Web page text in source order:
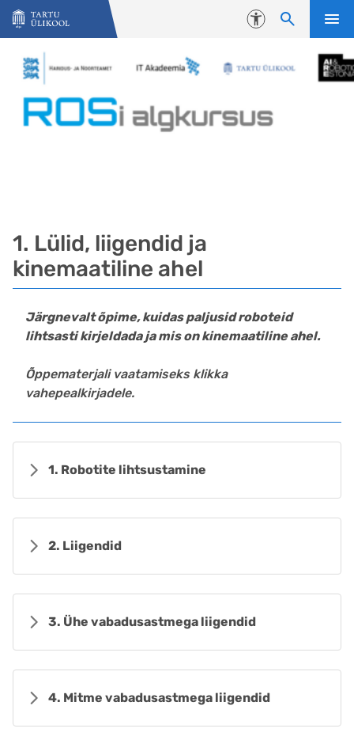
Liigu edasi põhisisu juurde
Juurdepääsetavus
1. Lülid, liigendid ja
kinemaatiline ahel
Järgnevalt õpime, kuidas paljusid roboteid
lihtsasti kirjeldada ja mis on kinemaatiline ahel.
Õppematerjali vaatamiseks klikka
vahepealkirjadele.
1. Robotite lihtsustamine
2. Liigendid
3. Ühe vabadusastmega liigendid
4. Mitme vabadusastmega liigendid